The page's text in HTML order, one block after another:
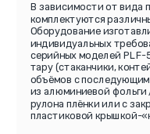
В зависимости от вида
комплектуются
Оборудование
индивидуальных
серийных моделей PLF-
тару (стаканчики,
объёмов с
из алюминиевой
рулона плёнки или с
пластиковой крышкой-